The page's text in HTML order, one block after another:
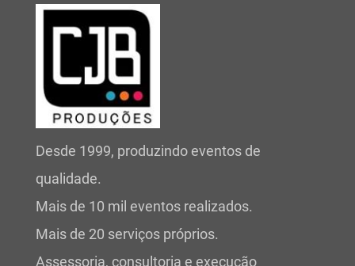
Desde 1999, produzindo eventos de
qualidade.
Mais de 10 mil eventos realizados.
Mais de 20 serviços próprios.
Assessoria, consultoria e execução